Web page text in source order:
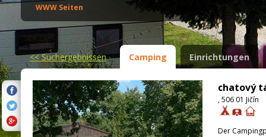
WWW Seiten
<<Suchergebnissen Camping Einrichtungen
chatový
, 506 01 Jičín
Der